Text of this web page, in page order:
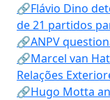
🔗Flávio Dino
de 21 partidos
🔗ANPV
🔗Marcel van
Relações
🔗Hugo Motta